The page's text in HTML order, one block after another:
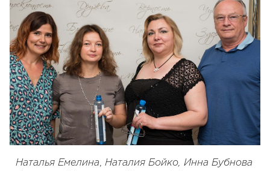
Наталья Емелина, Наталия Бойко, Инна Бубнова